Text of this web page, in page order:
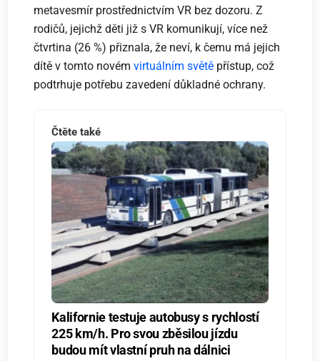
metavesmír prostřednictvím VR bez dozoru. Z
rodičů, jejichž děti již s VR komunikují, více než
čtvrtina (26 %) přiznala, že neví, k čemu má jejich
dítě v tomto novémvirtuálním světě přístup, což
podtrhuje potřebu zavedení důkladné ochrany.
Čtěte také
Kalifornie testuje autobusy s rychlostí
225 km/h. Pro svou zběsilou jízdu
budou mít vlastní pruh na dálnici